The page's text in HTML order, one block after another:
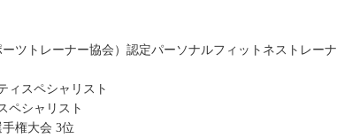
ツトレーナー協会）認定パーソナルフィットネストレーナ
ィスペシャリスト
ペシャリスト
権大会 3位